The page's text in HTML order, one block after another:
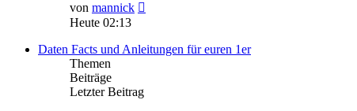
von mannick
Heute 02:13
Daten Facts und Anleitungen für euren 1er
Themen
Beiträge
Letzter Beitrag